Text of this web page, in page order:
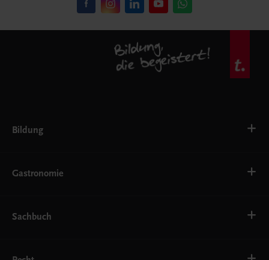
Bildung
AHS
EWF/ZWF
FW
Gastronomie
Getränke
Service
Sachbuch